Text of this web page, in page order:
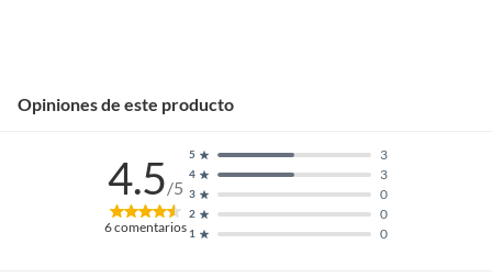
Opiniones de este producto
4.5/5
6comentarios 1 0
2 0
3 0
4 3
5 3